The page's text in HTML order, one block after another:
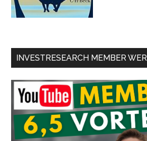
INVESTRESEARCH MEMBER